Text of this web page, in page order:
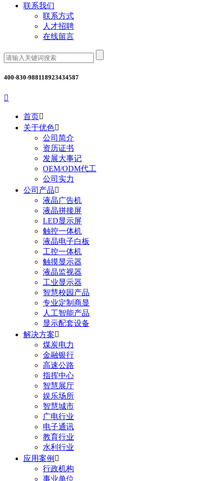
联系我们
联系方式
人才招聘
在线留言
400-830-988118923434587

首页
关于优色
公司简介
资历证书
发展大事记
OEM/ODM代工
公司实力
公司产品
液晶广告机
液晶拼接屏
LED显示屏
触控一体机
液晶电子白板
工控一体机
触摸显示器
液晶监视器
工业显示器
智慧校园产品
专业定制商显
人工智能产品
显示配套设备
解决方案
煤炭电力
金融银行
高速公路
指挥中心
智慧展厅
娱乐场所
智慧城市
广电行业
电子通讯
教育行业
水利行业
应用案例 
行政机构
事业单位